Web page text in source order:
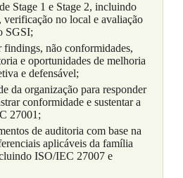
Stage 1 e Stage 2, incluindo
verificação no local e avaliação
SGSI;
findings, não conformidades,
e oportunidades de melhoria
e defensável;
da organização para responder
conformidade e sustentar a
27001;
de auditoria com base na
aplicáveis da família
ISO/IEC 27007 e